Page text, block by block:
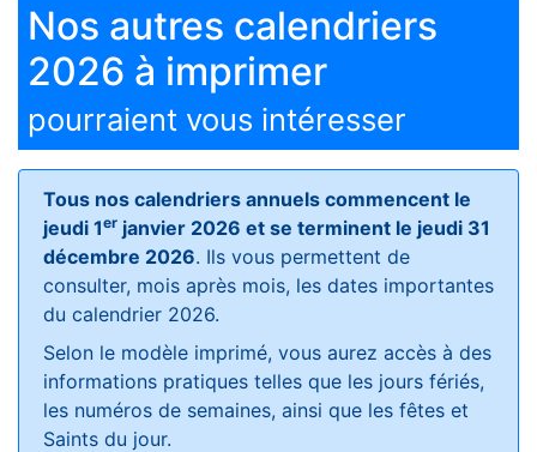
Nos autres calendriers
2026 à imprimer
pourraient vous intéresser
Tous nos calendriers annuels commencent le
jeudi 1er janvier 2026 et se terminent le jeudi 31
décembre 2026. Ils vous permettent de
consulter, mois après mois, les dates importantes
du calendrier 2026.
Selon le modèle imprimé, vous aurez accès à des
informations pratiques telles que les jours fériés,
les numéros de semaines, ainsi que les fêtes et
Saints du jour.